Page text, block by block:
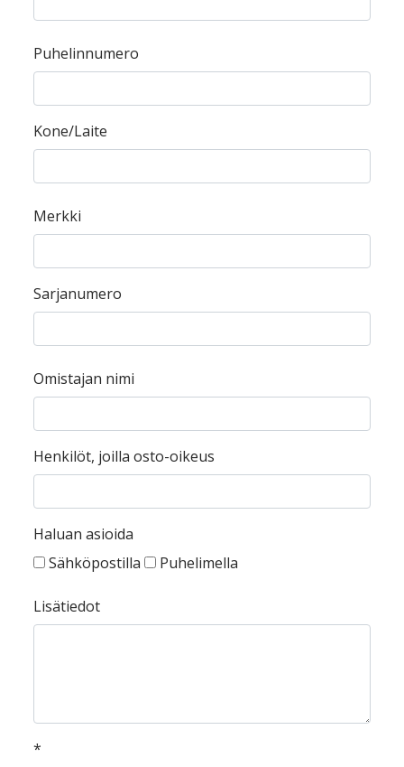
Puhelinnumero
Kone/Laite
Merkki
Sarjanumero
Omistajan nimi
Henkilöt, joilla osto-oikeus
Haluan asioida
Sähköpostilla
Puhelimella
Lisätiedot
*